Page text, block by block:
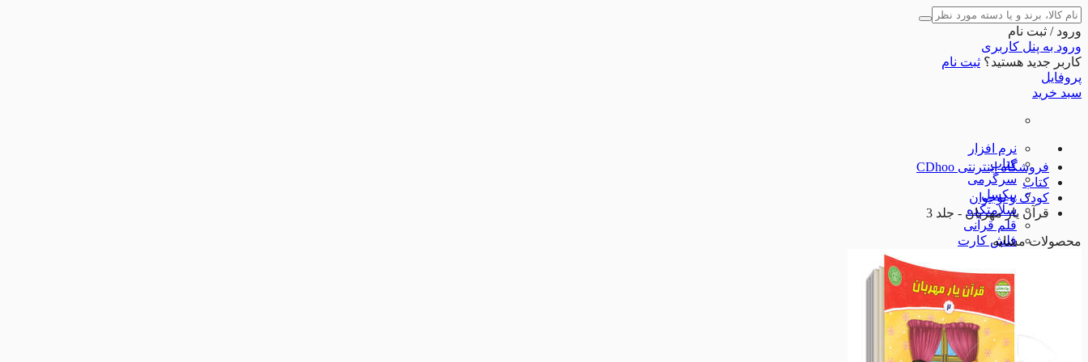
ورود / ثبت نام
ورود به پنل کاربری
کاربر جدید هستید؟ ثبت نام
پروفایل
سبد خرید
نرم افزار
کتاب
سرگرمی
پیکسل
سلامتکده
قلم قرآنی
فلش کارت
نوشت افزار
لوازم جانبی
شگفت انگیزها
مذهبی مذهبی
فروشگاه اینترنتی CDhoo
کتاب
کودک و نوجوان
قرآن یار مهربان - جلد 3
محصولات مشابه